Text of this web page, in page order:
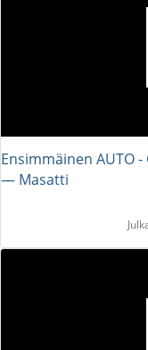
Ensimmäinen AUTO -
― Masatti